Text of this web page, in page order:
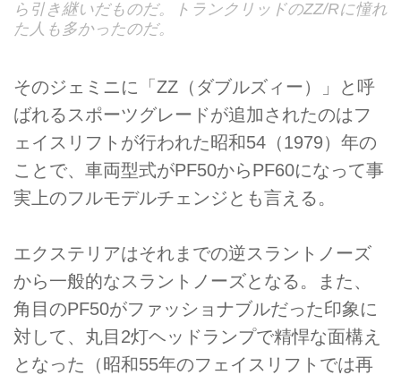
ら引き継いだものだ。トランクリッドのZZ/Rに憧れ
た人も多かったのだ。
そのジェミニに「ZZ（ダブルズィー）」と呼
ばれるスポーツグレードが追加されたのはフ
ェイスリフトが行われた昭和54（1979）年の
ことで、車両型式がPF50からPF60になって事
実上のフルモデルチェンジとも言える。
エクステリアはそれまでの逆スラントノーズ
から一般的なスラントノーズとなる。また、
角目のPF50がファッショナブルだった印象に
対して、丸目2灯ヘッドランプで精悍な面構え
となった（昭和55年のフェイスリフトでは再